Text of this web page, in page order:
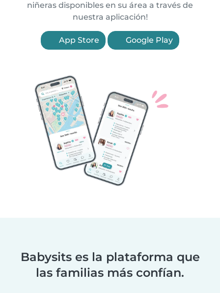
niñeras disponibles en su área a través de
nuestra aplicación!
App Store Google Play
Babysits es la plataforma que
las familias más confían.